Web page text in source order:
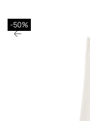
-50%